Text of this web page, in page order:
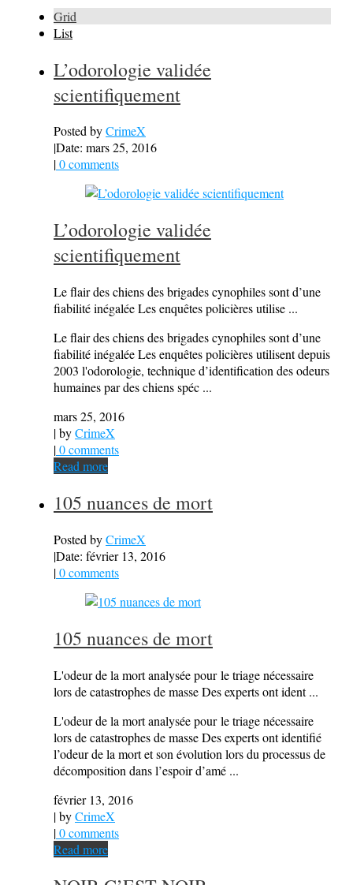
Grid
List
L’odorologie validée
scientifiquement
Posted byCrimeX
|Date: mars 25, 2016
|0 comments
L’odorologie validée
scientifiquement
Le flair des chiens des brigades cynophiles sont d’une
fiabilité inégalée Les enquêtes policières utilise ...
Le flair des chiens des brigades cynophiles sont d’une
fiabilité inégalée Les enquêtes policières utilisent depuis
2003 l'odorologie, technique d’identification des odeurs
humaines par des chiens spéc ...
mars 25, 2016
| byCrimeX
|0 comments
Read more
105 nuances de mort
Posted byCrimeX
|Date: février 13, 2016
|0 comments
105 nuances de mort
L'odeur de la mort analysée pour le triage nécessaire
lors de catastrophes de masse Des experts ont ident ...
L'odeur de la mort analysée pour le triage nécessaire
lors de catastrophes de masse Des experts ont identifié
l’odeur de la mort et son évolution lors du processus de
décomposition dans l’espoir d’amé ...
février 13, 2016
| byCrimeX
|0 comments
Read more